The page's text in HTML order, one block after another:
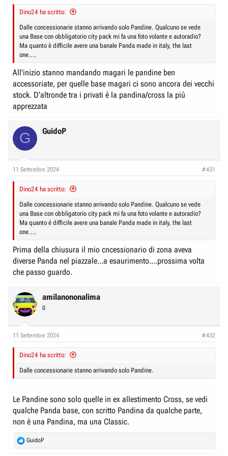
Dino24 ha scritto:
Dalle concessionarie stanno arrivando solo Pandine. Qualcuno se vede
una Base con obbligatorio city pack mi fa una foto volante e autoradio?
Ma quanto è difficile avere una banale Panda made in italy, the last
one....
All'inizio stanno mandando magari le pandine ben
accessoriate, per quelle base magari ci sono ancora dei vecchi
stock. D'altronde tra i privati è la pandina/cross la più
apprezzata
G GuidoP
11 Settembre 2024 #431
Dino24 ha scritto:
Dalle concessionarie stanno arrivando solo Pandine. Qualcuno se vede
una Base con obbligatorio city pack mi fa una foto volante e autoradio?
Ma quanto è difficile avere una banale Panda made in italy, the last
one....
Prima della chiusura il mio cncessionario di zona aveva
diverse Panda nel piazzale...a esaurimento....prossima volta
che passo guardo.
amilanononalima
0
11 Settembre 2024 #432
Dino24 ha scritto:
Dalle concessionarie stanno arrivando solo Pandine.
Le Pandine sono solo quelle in ex allestimento Cross, se vedi
qualche Panda base, con scritto Pandina da qualche parte,
non è una Pandina, ma una Classic.
R
e
GuidoP